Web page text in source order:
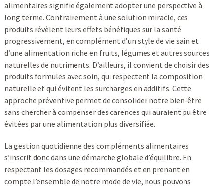
alimentaires signifie également adopter une perspective à
long terme. Contrairement à une solution miracle, ces
produits révèlent leurs effets bénéfiques sur la santé
progressivement, en complément d’un style de vie sain et
d’une alimentation riche en fruits, légumes et autres sources
naturelles de nutriments. D’ailleurs, il convient de choisir des
produits formulés avec soin, qui respectent la composition
naturelle et qui évitent les surcharges en additifs. Cette
approche préventive permet de consolider notre bien-être
sans chercher à compenser des carences qui auraient pu être
évitées par une alimentation plus diversifiée.
La gestion quotidienne des compléments alimentaires
s’inscrit donc dans une démarche globale d’équilibre. En
respectant les dosages recommandés et en prenant en
compte l’ensemble de notre mode de vie, nous pouvons